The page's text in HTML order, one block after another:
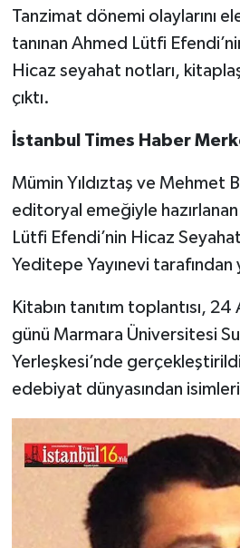
Tanzimat dönemi olaylarını
tanınan Ahmed Lütfi
Hicaz seyahat notları,
çıktı.
İstanbul Times Haber
Mümin Yıldıztaş ve Mehmet
editoryal emeğiyle
Lütfi Efendi’nin Hicaz
Yeditepe Yayınevi tarafından
Kitabın tanıtım toplantısı, 24
günü Marmara Üniversitesi
Yerleşkesi’nde
edebiyat dünyasından